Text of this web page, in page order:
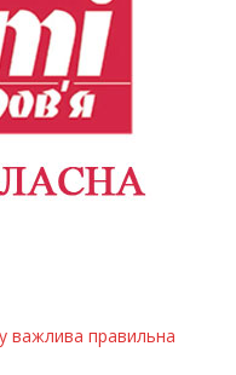
важлива правильна